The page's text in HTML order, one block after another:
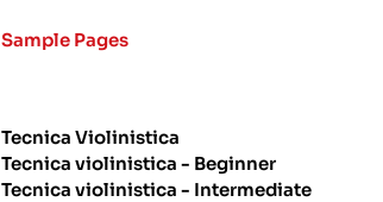
Sample Pages
Tecnica Violinistica
Tecnica violinistica - Beginner
Tecnica violinistica - Intermediate